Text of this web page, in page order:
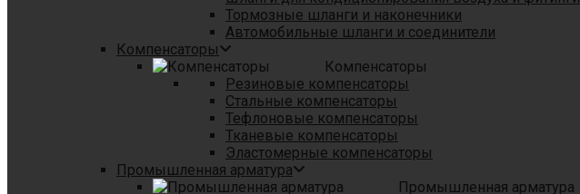
Тормозные шланги и наконечники
Автомобильные шланги и соединители
Компенсаторы
Компенсаторы
Резиновые компенсаторы
Стальные компенсаторы
Тефлоновые компенсаторы
Тканевые компенсаторы
Эластомерные компенсаторы
Промышленная арматура
Промышленная арматура